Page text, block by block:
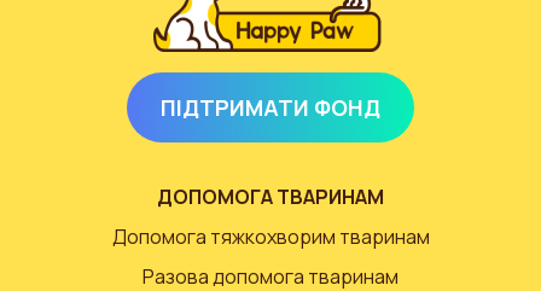
ПІДТРИМАТИ ФОНД
ДОПОМОГА ТВАРИНАМ
Допомога тяжкохворим тваринам
Разова допомога тваринам